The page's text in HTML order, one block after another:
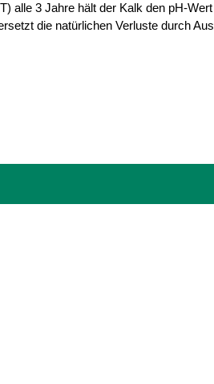
alle 3 Jahre hält der Kalk den pH-
die natürlichen Verluste durch